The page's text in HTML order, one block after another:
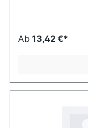
Ab 13,42 €*